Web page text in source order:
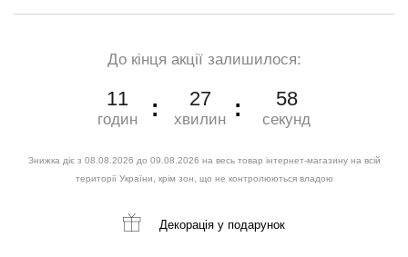
До кінця акції залишилося:
11
годин
27
хвилин
57
секунд
Знижка діє з 08.08.2026 до 09.08.2026 на весь товар інтернет-магазину на всій
території України, крім зон, що не контролюються владою
Декорація у подарунок